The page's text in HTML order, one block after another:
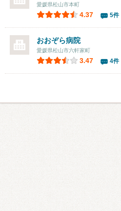
愛媛県松山市本町
4.37 5件
おおぞら病院
愛媛県松山市六軒家町
3.47 4件